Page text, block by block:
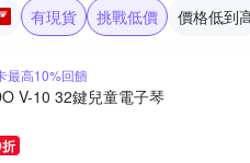
有現貨 挑戰低價 價格低到
最高10%回饋
V-10 32鍵兒童電子琴